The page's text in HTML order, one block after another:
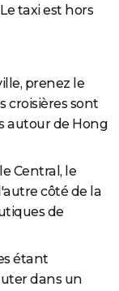
taxi est hors
prenez le
croisières sont
autour de Hong
Central, le
côté de la
de
étant
dans un